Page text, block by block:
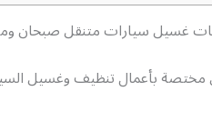
غسيل سيارات متنقل صبحان
بأعمال تنظيف وغسيل